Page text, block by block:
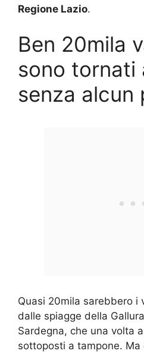
Regione Lazio.
Ben 20mila
sono tornati
senza alcun
Quasi 20mila sarebbero i
dalle spiagge della
Sardegna, che una volta a
sottoposti a tampone. Ma